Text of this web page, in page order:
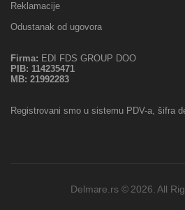
Reklamacije
Odustanak od ugovora
Firma: EDI FDS GROUP DOO
PIB: 114235471
MB: 21992283
Registrovani smo u sistemu PDV-a, šifra
Delmare.rs © 2026. All